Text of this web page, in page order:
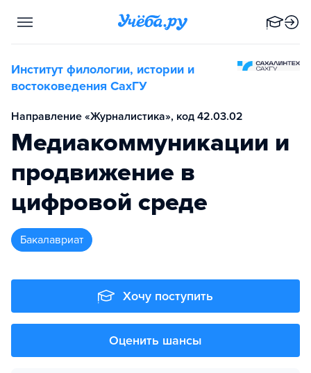
Институт филологии, истории и
востоковедения СахГУ
Направление «Журналистика», код 42.03.02
Медиакоммуникации и
продвижение в
цифровой среде
бакалавриат
Хочу поступить
Оценить шансы